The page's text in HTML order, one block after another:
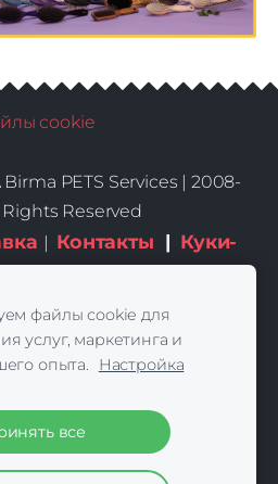
cookie
Birma PETS Services | 2008-
Reserved
| Контакты | Куки-
файлы cookie для
услуг, маркетинга и
опыта.
Настройка
все